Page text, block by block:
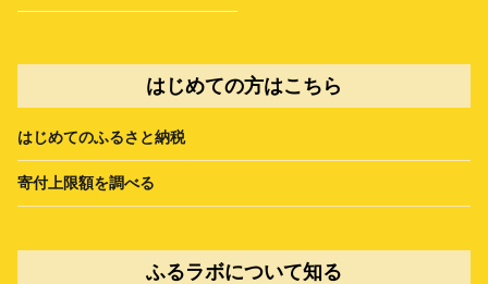
はじめての方はこちら
はじめてのふるさと納税
寄付上限額を調べる
ふるラボについて知る